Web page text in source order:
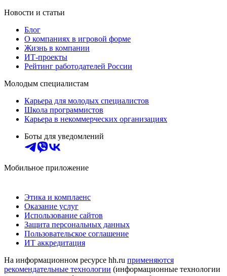
Новости и статьи
Блог
О компаниях в игровой форме
Жизнь в компании
ИТ-проекты
Рейтинг работодателей России
Молодым специалистам
Карьера для молодых специалистов
Школа программистов
Карьера в некоммерческих организациях
Боты для уведомлений
Мобильное приложение
Этика и комплаенс
Оказание услуг
Использование сайтов
Защита персональных данных
Пользовательское соглашение
ИТ аккредитация
На информационном ресурсе hh.ru применяются
рекомендательные технологии (информационные технологии